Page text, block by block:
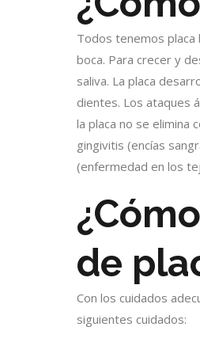
Todos tenemos
boca. Para crecer y
saliva. La placa
dientes. Los ataques
la placa no se elimina
gingivitis (encías
(enfermedad en los
de
Con los cuidados
siguientes cuidados: